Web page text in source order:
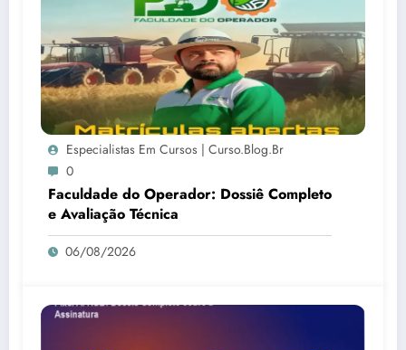
Especialistas Em Cursos | Curso.blog.br
0
Faculdade do Operador: Dossiê Completo
e Avaliação Técnica
06/08/2026